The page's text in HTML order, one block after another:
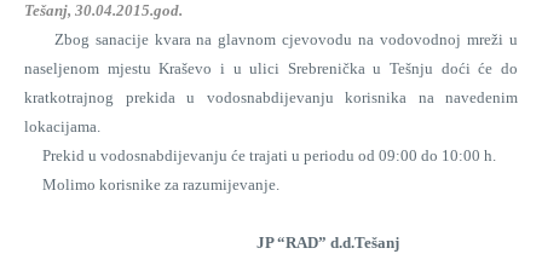
Tešanj, 30.04.2015.god.
Zbog sanacije kvara na glavnom cjevovodu na vodovodnoj mreži u
naseljenom mjestu Kraševo i u ulici Srebrenička u Tešnju doći će do
kratkotrajnog prekida u vodosnabdijevanju korisnika na navedenim
lokacijama.
Prekid u vodosnabdijevanju će trajati u periodu od 09:00 do 10:00 h.
Molimo korisnike za razumijevanje.
JP “RAD” d.d.Tešanj